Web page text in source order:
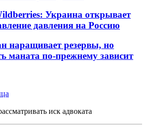
Украина открывает
давления на Россию
наращивает резервы, но
маната по-прежнему зависит
иск адвоката